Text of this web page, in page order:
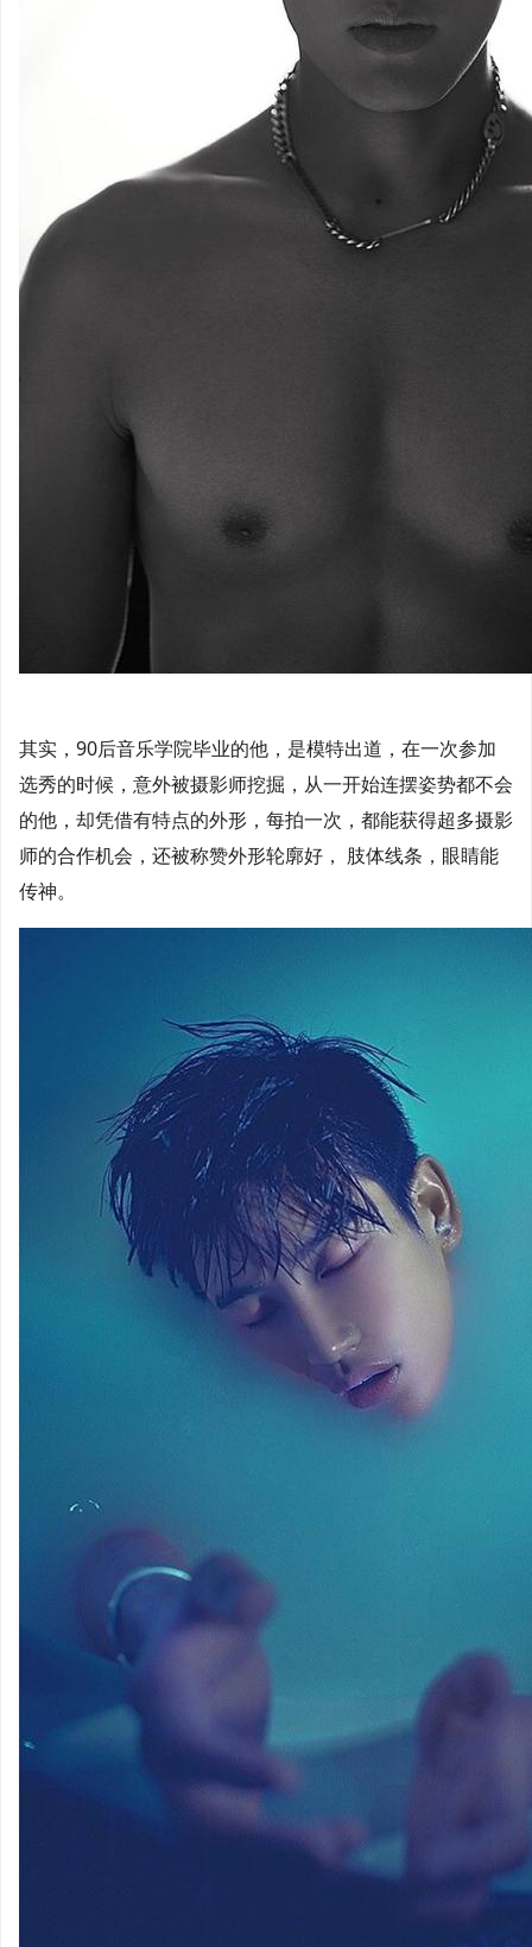
其实，90后音乐学院毕业的他，是模特出道，在一次参加
选秀的时候，意外被摄影师挖掘，从一开始连摆姿势都不会
的他，却凭借有特点的外形，每拍一次，都能获得超多摄影
师的合作机会，还被称赞外形轮廓好， 肢体线条，眼睛能
传神。